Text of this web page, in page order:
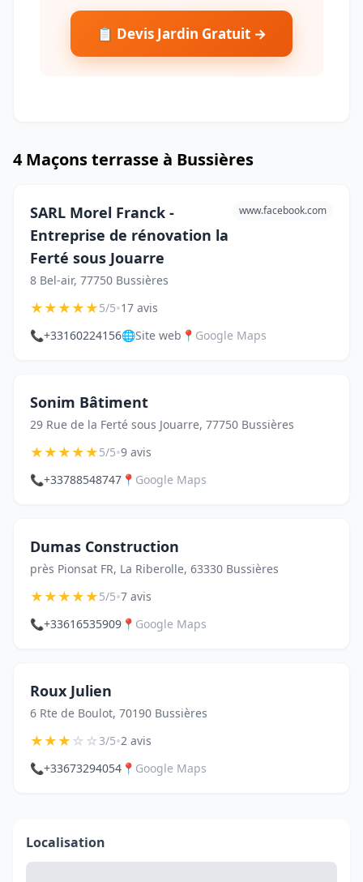
📋 Devis Jardin Gratuit →
4 Maçons terrasse à Bussières
SARL Morel Franck -
Entreprise de rénovation la
Ferté sous Jouarre
8 Bel-air, 77750 Bussières
www.facebook.com
★★★★★5/5•17 avis
📞+33160224156🌐Site web 📍 Google Maps
Sonim Bâtiment
29 Rue de la Ferté sous Jouarre, 77750 Bussières
★★★★★5/5•9 avis
📞+33788548747 📍 Google Maps
Dumas Construction
près Pionsat FR, La Riberolle, 63330 Bussières
★★★★★5/5•7 avis
📞+33616535909 📍 Google Maps
Roux Julien
6 Rte de Boulot, 70190 Bussières
★★★☆☆3/5•2 avis
📞+33673294054 📍 Google Maps
Localisation